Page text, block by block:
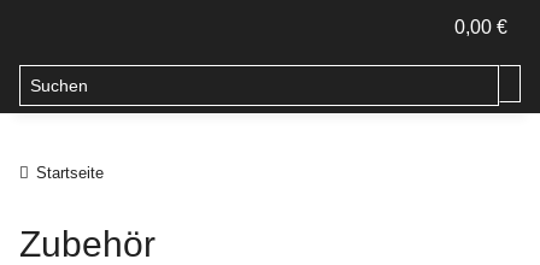
0,00 €
Startseite
Zubehör